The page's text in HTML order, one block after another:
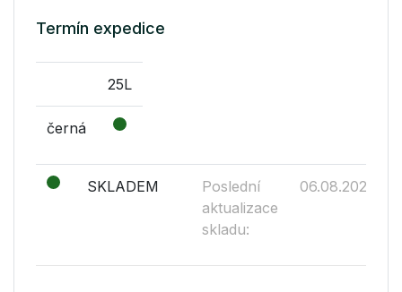
Termín expedice
25L
černá
SKLADEM
Poslední
aktualizace
skladu:
06.08.2026